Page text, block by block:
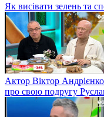
Як висівати зелень та
Актор Віктор
про свою подругу